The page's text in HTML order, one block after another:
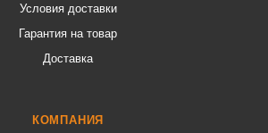
Условия доставки
Гарантия на товар
Доставка
КОМПАНИЯ